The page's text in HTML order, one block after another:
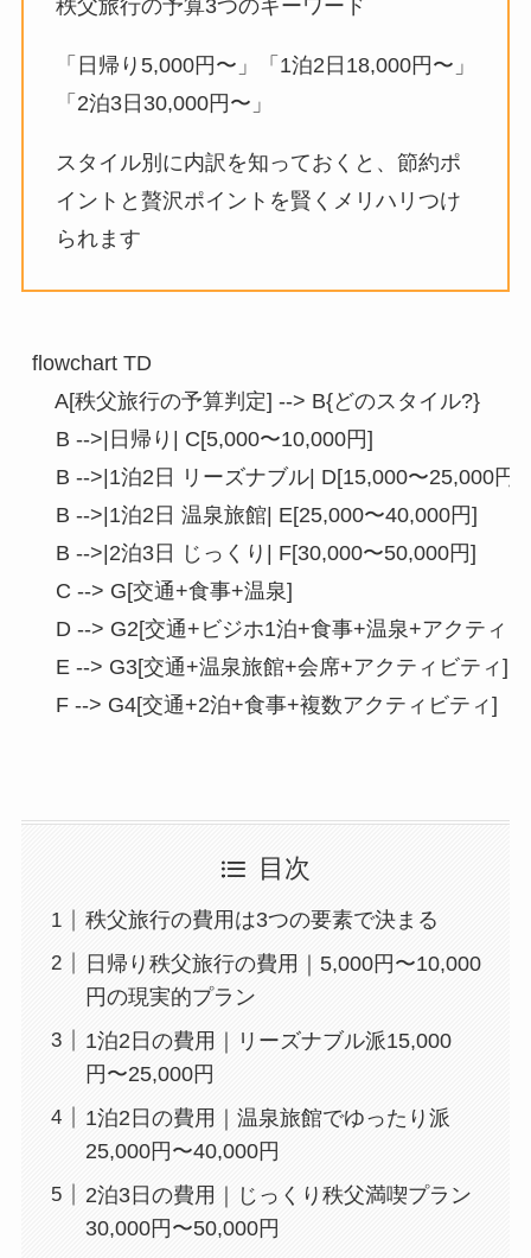
秩父旅行の予算3つのキーワード
「日帰り5,000円〜」「1泊2日18,000円〜」
「2泊3日30,000円〜」
スタイル別に内訳を知っておくと、節約ポ
イントと贅沢ポイントを賢くメリハリつけ
られます
flowchart TD
    A[秩父旅行の予算判定] --> B{どのスタイル?}
    B -->|日帰り| C[5,000〜10,000円]
    B -->|1泊2日 リーズナブル| D[15,000〜25,000円]
    B -->|1泊2日 温泉旅館| E[25,000〜40,000円]
    B -->|2泊3日 じっくり| F[30,000〜50,000円]
    C --> G[交通+食事+温泉]
D --> G2[交通+ビジホ1泊+食事+温泉+アクティビ
    E --> G3[交通+温泉旅館+会席+アクティビティ]
目次
秩父旅行の費用は3つの要素で決まる
日帰り秩父旅行の費用｜5,000円〜10,000
円の現実的プラン
1泊2日の費用｜リーズナブル派15,000
円〜25,000円
1泊2日の費用｜温泉旅館でゆったり派
25,000円〜40,000円
2泊3日の費用｜じっくり秩父満喫プラン
30,000円〜50,000円